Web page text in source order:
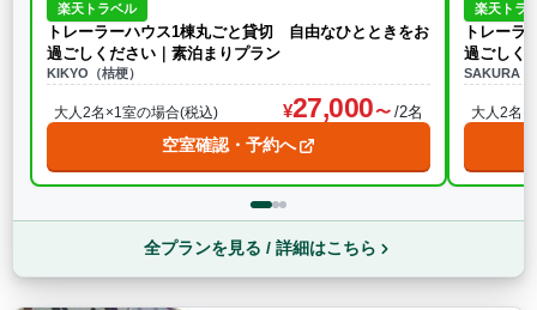
楽天トラベル
トレーラーハウス1棟丸ごと貸切 自由なひとときをお
過ごしください｜素泊まりプラン
KIKYO（桔梗）
大人2名×1室の場合(税込) 27,000 /2名
空室確認・予約へ
楽天トラ
トレー
過ごしく
SAKURA（
大人2名
全プランを見る / 詳細はこちら